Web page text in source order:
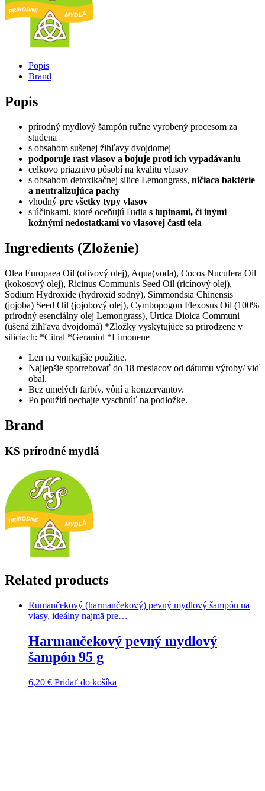
Popis
Brand
Popis
prírodný mydlový šampón ručne vyrobený procesom za
studena
s obsahom sušenej žihľavy dvojdomej
podporuje rast vlasov a bojuje proti ich vypadávaniu
celkovo priaznivo pôsobí na kvalitu vlasov
s obsahom detoxikačnej silice Lemongrass, ničiaca baktérie
a neutralizujúca pachy
vhodný pre všetky typy vlasov
s účinkami, ktoré oceňujú ľudia s lupinami, či inými
kožnými nedostatkami vo vlasovej časti tela
Ingredients (Zloženie)
Olea Europaea Oil (olivový olej), Aqua(voda), Cocos Nucufera Oil
(kokosový olej), Ricinus Communis Seed Oil (ricínový olej),
Sodium Hydroxide (hydroxid sodný), Simmondsia Chinensis
(jojoba) Seed Oil (jojobový olej), Cymbopogon Flexosus Oil (100%
prírodný esenciálny olej Lemongrass), Urtica Dioica Communi
(ušená žihľava dvojdomá) *Zložky vyskytujúce sa prirodzene v
siliciach: *Citral *Geraniol *Limonene
Len na vonkajšie použitie.
Najlepšie spotrebovať do 18 mesiacov od dátumu výroby/ viď
obal.
Bez umelých farbív, vôní a konzervantov.
Po použití nechajte vyschnúť na podložke.
Brand
KS prírodné mydlá
Related products
Rumančekový (harmančekový) pevný mydlový šampón na
vlasy, ideálny najmä pre…
Harmančekový pevný mydlový
šampón 95 g
6,20 € Pridať do košíka